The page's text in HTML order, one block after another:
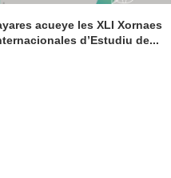
acueye les XLI Xornaes
d’Estudiu de...